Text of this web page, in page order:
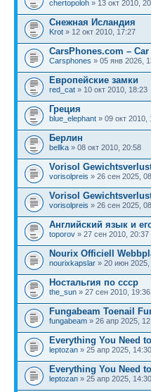
chertopoloh » 13 окт 2010,
Снежная Исландия
Krot » 12 окт 2010, 17:27
CarsPhones.com –
Carsphones » 05 янв 2026,
Европейские замки
red_cat » 10 окт 2010, 18:23
Греция
blue_elephant » 09 окт 2010,
Берлин
bellka » 08 окт 2010, 20:58
Vorisol
vorisolpreis » 26 сен 2025,
Vorisol
vorisolpreis » 26 сен 2025,
Английский язык и
toporov » 27 сен 2010, 20:37
Nourix Officiell
nourixkapslar » 20 июн 2025,
Ностальгия по ссср
the_sun » 27 сен 2010, 19:36
Fungabeam Toenail
fungabeam » 26 апр 2025,
Everything You Need
leptozan » 25 апр 2025, 14:30
Everything You Need
leptozan » 25 апр 2025, 14:30